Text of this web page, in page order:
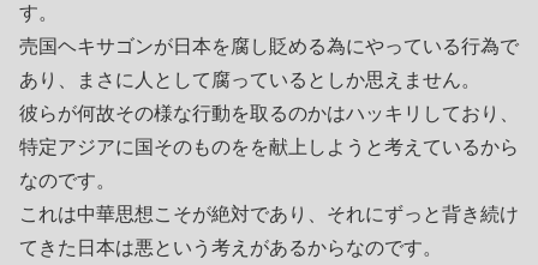
す。
売国ヘキサゴンが日本を腐し貶める為にやっている行為で
あり、まさに人として腐っているとしか思えません。
彼らが何故その様な行動を取るのかはハッキリしており、
特定アジアに国そのものをを献上しようと考えているから
なのです。
これは中華思想こそが絶対であり、それにずっと背き続け
てきた日本は悪という考えがあるからなのです。